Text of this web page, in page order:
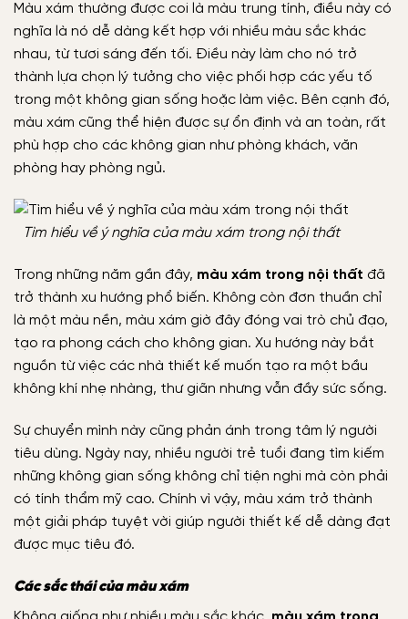
Màu xám thường được coi là màu trung tính, điều này có
nghĩa là nó dễ dàng kết hợp với nhiều màu sắc khác
nhau, từ tươi sáng đến tối. Điều này làm cho nó trở
thành lựa chọn lý tưởng cho việc phối hợp các yếu tố
trong một không gian sống hoặc làm việc. Bên cạnh đó,
màu xám cũng thể hiện được sự ổn định và an toàn, rất
phù hợp cho các không gian như phòng khách, văn
phòng hay phòng ngủ.
Tìm hiểu về ý nghĩa của màu xám trong nội thất
Trong những năm gần đây, màu xám trong nội thất đã
trở thành xu hướng phổ biến. Không còn đơn thuần chỉ
là một màu nền, màu xám giờ đây đóng vai trò chủ đạo,
tạo ra phong cách cho không gian. Xu hướng này bắt
nguồn từ việc các nhà thiết kế muốn tạo ra một bầu
không khí nhẹ nhàng, thư giãn nhưng vẫn đầy sức sống.
Sự chuyển mình này cũng phản ánh trong tâm lý người
tiêu dùng. Ngày nay, nhiều người trẻ tuổi đang tìm kiếm
những không gian sống không chỉ tiện nghi mà còn phải
có tính thẩm mỹ cao. Chính vì vậy, màu xám trở thành
một giải pháp tuyệt vời giúp người thiết kế dễ dàng đạt
được mục tiêu đó.
Các sắc thái của màu xám